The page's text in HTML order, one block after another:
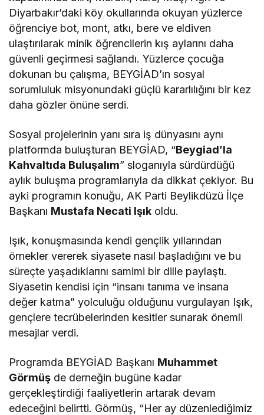
Diyarbakır’daki köy okullarında okuyan yüzlerce
öğrenciye bot, mont, atkı, bere ve eldiven
ulaştırılarak minik öğrencilerin kış aylarını daha
güvenli geçirmesi sağlandı. Yüzlerce çocuğa
dokunan bu çalışma, BEYGİAD’ın sosyal
sorumluluk misyonundaki güçlü kararlılığını bir kez
daha gözler önüne serdi.
Sosyal projelerinin yanı sıra iş dünyasını aynı
platformda buluşturan BEYGİAD, “Beygiad’la
Kahvaltıda Buluşalım” sloganıyla sürdürdüğü
aylık buluşma programlarıyla da dikkat çekiyor. Bu
ayki programın konuğu, AK Parti Beylikdüzü İlçe
Başkanı Mustafa Necati Işık oldu.
Işık, konuşmasında kendi gençlik yıllarından
örnekler vererek siyasete nasıl başladığını ve bu
süreçte yaşadıklarını samimi bir dille paylaştı.
Siyasetin kendisi için “insanı tanıma ve insana
değer katma” yolculuğu olduğunu vurgulayan Işık,
gençlere tecrübelerinden kesitler sunarak önemli
mesajlar verdi.
Programda BEYGİAD Başkanı Muhammet
Görmüş de derneğin bugüne kadar
gerçekleştirdiği faaliyetlerin artarak devam
edeceğini belirtti. Görmüş, “Her ay düzenlediğimiz